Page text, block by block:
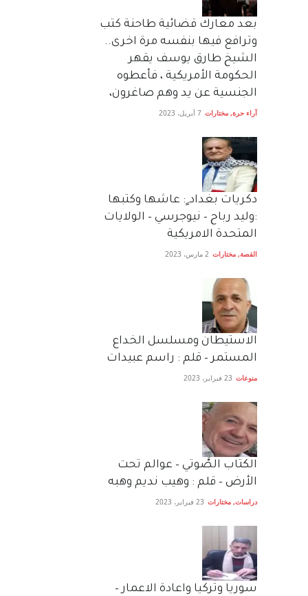
بعد معارك قضائية طاحنة كتب
وترافع فيها بنفسه مرة اخرى..
الشيخ طارق يوسف يقهر
الحكومة الأمريكية ، فأعطوه
الجنسية عن يد وهم صاغرون،
آراء حرة, مختارات 7 أبريل، 2023
دكريات بغداد ٍ: عاشها وكتبها
:وليد رباح – نيوجرسي – الولايات
المتحدة الامريكية
القصة, مختارات 2 مارس، 2023
الاستيطان ومسلسل الخداع
المستمر – قلم : راسم عبيدات
منوعات 23 فبراير، 2023
الكتاب الصَّوتي – عوالم تحت
الأرض – قلم : وهيب نديم وهبه
دراسات, مختارات 23 فبراير، 2023
سوريا وتركيا واعادة الاعمار –